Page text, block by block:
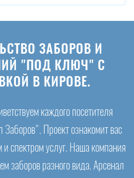
ЗАБОРОВ И
"ПОД КЛЮЧ" С
В КИРОВЕ.
каждого посетителя
Заборов". Проект ознакомит вас
спектром услуг. Наша компания
заборов разного вида. Арсенал